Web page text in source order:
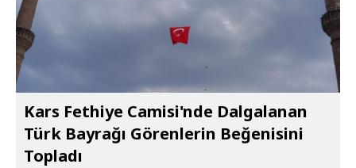
Kars Fethiye Camisi'nde Dalgalanan
Türk Bayrağı Görenlerin Beğenisini
Topladı